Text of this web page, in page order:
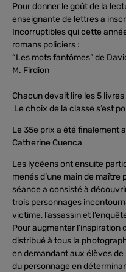
Pour donner le goût de la
enseignante de lettres a
Incorruptibles qui cette
romans policiers :
“Les mots fantômes” de
M. Firdion
Chacun devait lire les 5
Le choix de la classe s’est
Le 35e prix a été finalement
Catherine Cuenca
Les lycéens ont ensuite
menés d’une main de maître
séance a consisté à
trois personnages
victime, l’assassin et
Pour augmenter l'inspiration
distribué à tous la
en demandant aux élèves
du personnage en